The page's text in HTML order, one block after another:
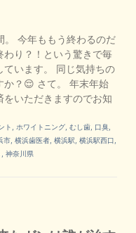
。 今年ももう終わるのだ
わり？！という驚きで毎
ています。 同じ気持ちの
か？😌 さて。 年末年始
をいただきますのでお知
ト ホワイトニング ,むし歯 口臭
市 ,横浜歯医者 ,横浜駅 ,横浜駅西口
,神奈川県